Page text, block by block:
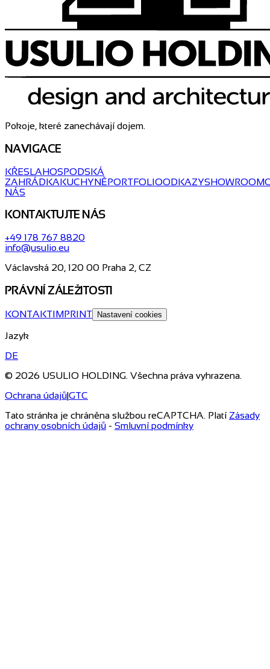
Pokoje, které zanechávají dojem.
NAVIGACE
KŘESLAHOSPODSKÁ
ZAHRÁDKAKUCHYNĚPORTFOLIOODKAZYSHOWROOM
NÁS
KONTAKTUJTE NÁS
+49 178 767 8820
info@usulio.eu
Václavská 20, 120 00 Praha 2, CZ
PRÁVNÍ ZÁLEŽITOSTI
KONTAKTIMPRINT Nastavení cookies
Jazyk
DE
© 2026 USULIO HOLDING. Všechna práva vyhrazena.
Ochrana údajů|GTC
Tato stránka je chráněna službou reCAPTCHA. Platí Zásady
ochrany osobních údajů - Smluvní podmínky